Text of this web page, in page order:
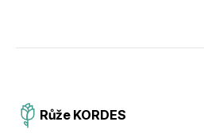
Růže KORDES